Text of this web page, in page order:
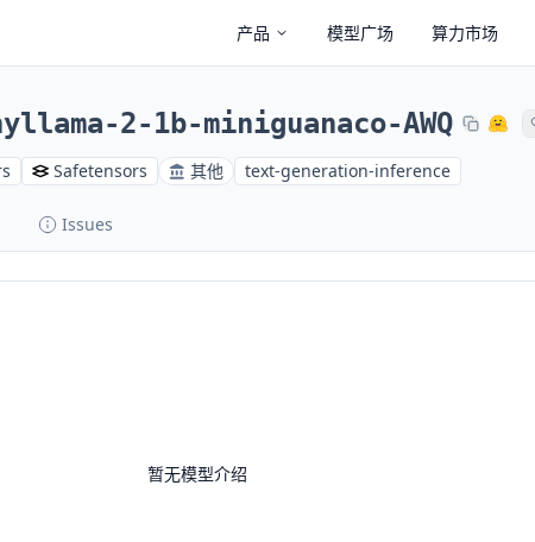
产品 模型广场 算力市场
2-1b-miniguanaco-AWQ
Safetensors 其他 text-generation-inference
Issues
暂无模型介绍